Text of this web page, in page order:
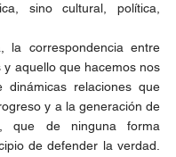
sino cultural, política,
y aquello que hacemos nos
dinámicas relaciones que
y a la generación de
que de ninguna forma
de defender la verdad.